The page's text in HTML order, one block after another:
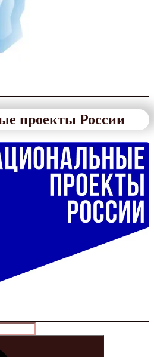
проекты России